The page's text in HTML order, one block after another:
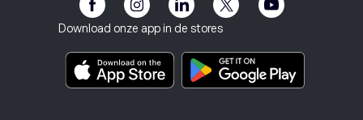
Download onze app in de stores
Impressum
Algemene voorwaarden
Documenten met belangrijke informatie
Klachtengegevens (FCA-klanten)
Beleggingsverzekering